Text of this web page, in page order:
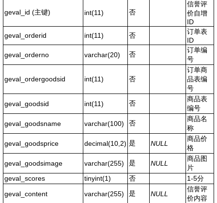
geval_id (主键) int(11) 否
信誉评
价自增
ID
geval_orderid
int(11) 否
订单表
ID
geval_orderno
varchar(20) 否
订单编
号
geval_ordergoodsid int(11) 否
订单商
品表编
号
geval_goodsid
int(11) 否
商品表
编号
geval_goodsname
varchar(100) 否
商品名
称
geval_goodsprice
decimal(10,2) 是 NULL
商品价
格
geval_goodsimage
varchar(255) 是 NULL
商品图
片
geval_scores
tinyint(1) 否
1-5分
geval_content
varchar(255) 是 NULL
信誉评
价内容